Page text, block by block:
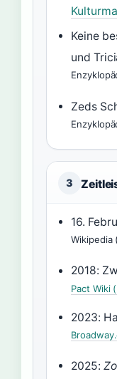
Keine
und
Zeds
3
16.
Wikipedia
2018:
Pact Wiki
2023:
2025: